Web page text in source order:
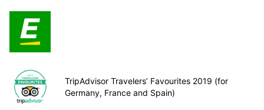
TripAdvisor Travelers’ Favourites 2019 (for
Germany, France and Spain)